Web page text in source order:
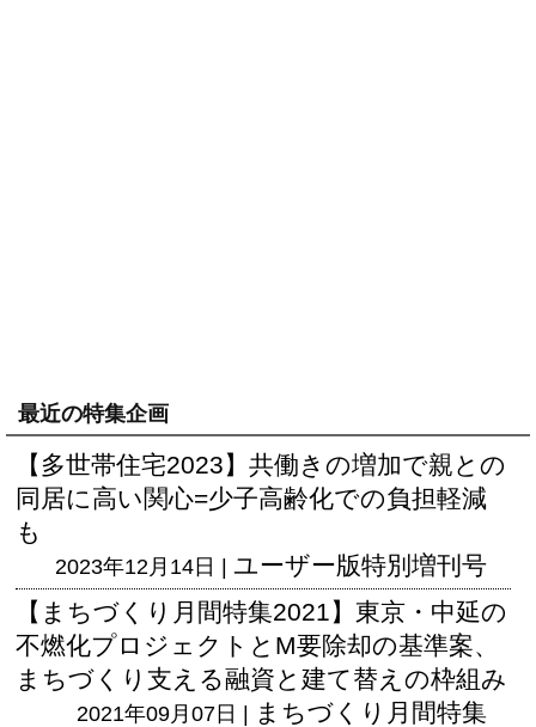
最近の特集企画
【多世帯住宅2023】共働きの増加で親との
同居に高い関心=少子高齢化での負担軽減
も
2023年12月14日 | ユーザー版特別増刊号
【まちづくり月間特集2021】東京・中延の
不燃化プロジェクトとM要除却の基準案、
まちづくり支える融資と建て替えの枠組み
2021年09月07日 |
まちづくり月間特集